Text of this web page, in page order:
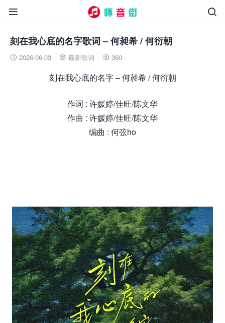


刻在我心底的名字歌词 – 何昶希 / 何衍朝
 2026-06-03  最新歌词  360
刻在我心底的名字 – 何昶希 / 何衍朝
作词 : 许媛婷/佳旺/陈文华
作曲 : 许媛婷/佳旺/陈文华
编曲 : 何弦ho